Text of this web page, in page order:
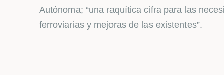
Autónoma; “una raquítica cifra para las
ferroviarias y mejoras de las existentes”.